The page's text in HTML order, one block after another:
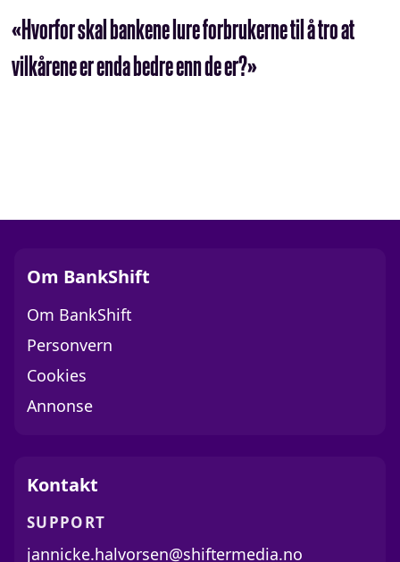
«Hvorfor skal bankene lure forbrukerne til å tro at
vilkårene er enda bedre enn de er?»
Om BankShift
Om BankShift
Personvern
Cookies
Annonse
Kontakt
SUPPORT
jannicke.halvorsen@shiftermedia.no